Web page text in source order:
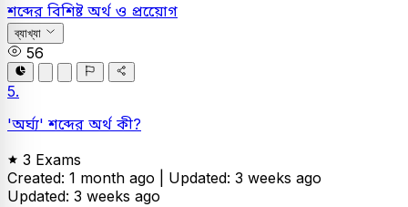
শব্দের বিশিষ্ট অর্থ ও প্রয়োেগ
ব্যাখ্যা
56
5.
'অর্ঘ্য' শব্দের অর্থ কী?
3 Exams
Created: 1 month ago | Updated: 3 weeks ago
Updated: 3 weeks ago